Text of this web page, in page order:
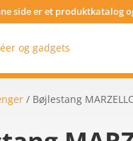
side er et produktkatalog
/ Bøjlestang